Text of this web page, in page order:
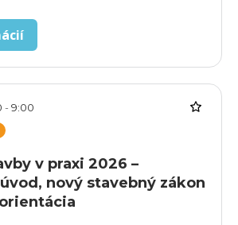
- 9:00
v praxi 2026 –
nový stavebný zákon